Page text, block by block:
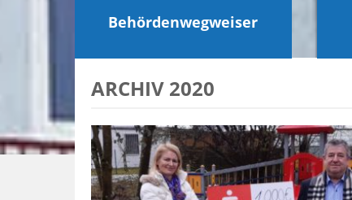
Behördenwegweiser
ARCHIV 2020